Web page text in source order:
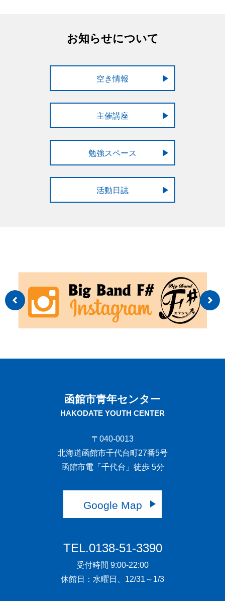
お知らせについて
空き情報
主催講座
勉強スペース
活動日誌
函館市青年センター
HAKODATE YOUTH CENTER
〒040-0013
北海道函館市千代台町27番5号
函館市電「千代台」徒歩 5分
Google Map
TEL.0138-51-3390
受付時間 9:00-22:00
休館日：水曜日、12/31～1/3